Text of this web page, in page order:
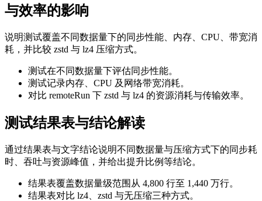
与效率的影响
说明测试覆盖不同数据量下的同步性能、内存、CPU、带宽消
耗，并比较 zstd 与 lz4 压缩方式。
测试在不同数据量下评估同步性能。
测试记录内存、CPU 及网络带宽消耗。
对比 remoteRun 下 zstd 与 lz4 的资源消耗与传输效率。
测试结果表与结论解读
通过结果表与文字结论说明不同数据量与压缩方式下的同步耗
时、吞吐与资源峰值，并给出提升比例等结论。
结果表覆盖数据量级范围从 4,800 行至 1,440 万行。
结果表对比 lz4、zstd 与无压缩三种方式。